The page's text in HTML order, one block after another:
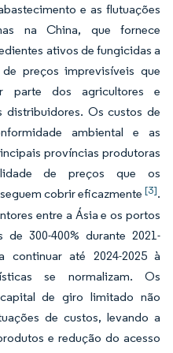
e as flutuações
na China, que fornece
ativos de fungicidas a
preços imprevisíveis que
parte dos agricultores e
distribuidores. Os custos de
ambiental e as
províncias produtoras
de preços que os
cobrir eficazmente [3].
entre a Ásia e os portos
de 300-400% durante 2021-
continuar até 2024-2025 à
se normalizam. Os
de giro limitado não
de custos, levando a
e redução do acesso